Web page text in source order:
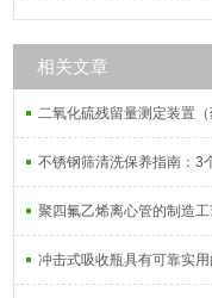
相关文章
二氧化硫残留量测定装置（
不锈钢筛清洗保养指南：3
聚四氟乙烯离心管的制造
冲击式吸收瓶具有可靠实用